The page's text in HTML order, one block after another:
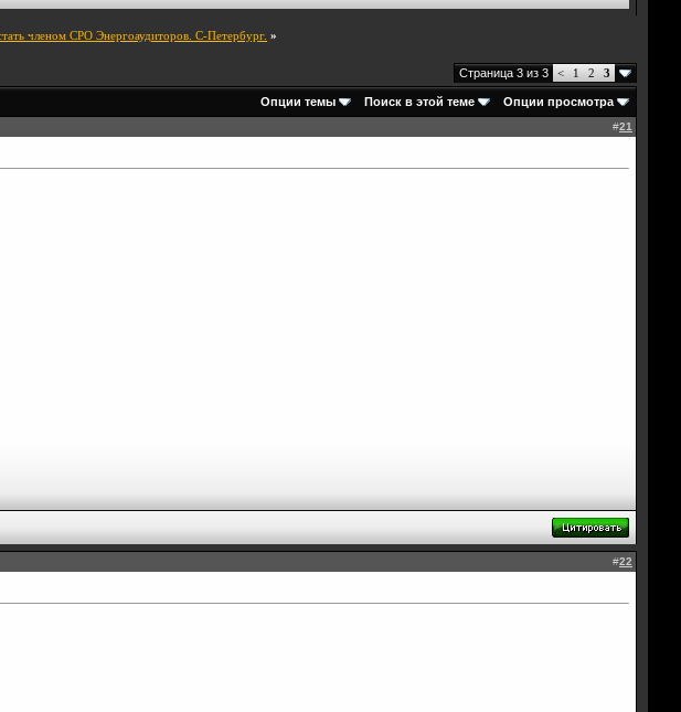
членом СРО Энергоаудиторов. С-Петербург. »
Страница 3 из 3 < 1 2 3
Опции темы Поиск в этой теме Опции просмотра
#21
#22